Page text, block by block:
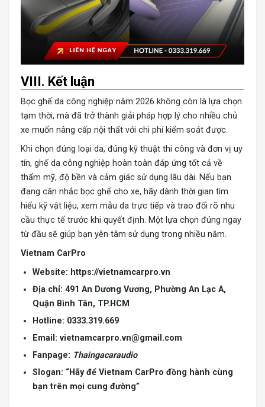
VIII. Kết luận
Bọc ghế da công nghiệp năm 2026 không còn là lựa chọn
tạm thời, mà đã trở thành giải pháp hợp lý cho nhiều chủ
xe muốn nâng cấp nội thất với chi phí kiểm soát được.
Khi chọn đúng loại da, đúng kỹ thuật thi công và đơn vị uy
tín, ghế da công nghiệp hoàn toàn đáp ứng tốt cả về
thẩm mỹ, độ bền và cảm giác sử dụng lâu dài. Nếu bạn
đang cân nhắc bọc ghế cho xe, hãy dành thời gian tìm
hiểu kỹ vật liệu, xem mẫu da trực tiếp và trao đổi rõ nhu
cầu thực tế trước khi quyết định. Một lựa chọn đúng ngay
từ đầu sẽ giúp bạn yên tâm sử dụng trong nhiều năm.
Vietnam CarPro
Website: https://vietnamcarpro.vn
Địa chỉ: 491 An Dương Vương, Phường An Lạc A,
Quận Bình Tân, TP.HCM
Hotline: 0333.319.669
Email: vietnamcarpro.vn@gmail.com
Fanpage: Thaingacaraudio
Slogan: “Hãy để Vietnam CarPro đồng hành cùng
bạn trên mọi cung đường”